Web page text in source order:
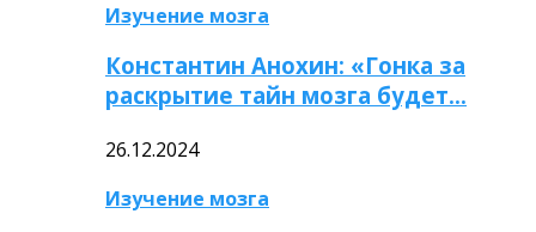
Изучение мозга
Константин Анохин: «Гонка за
раскрытие тайн мозга будет…
26.12.2024
Изучение мозга